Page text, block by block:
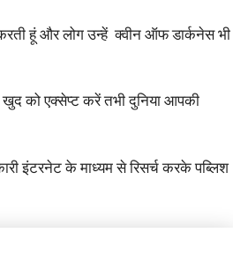
हूं और लोग उन्हें क्वीन ऑफ डार्कनेस भी
को एक्सेप्ट करें तभी दुनिया आपकी
इंटरनेट के माध्यम से रिसर्च करके पब्लिश